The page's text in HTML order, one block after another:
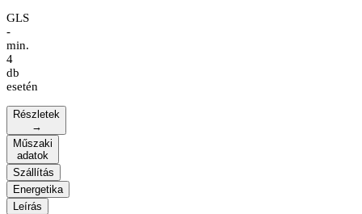
GLS
-
min.
4
db
esetén
Részletek
→
Műszaki
adatok
Szállítás
Energetika
Leírás